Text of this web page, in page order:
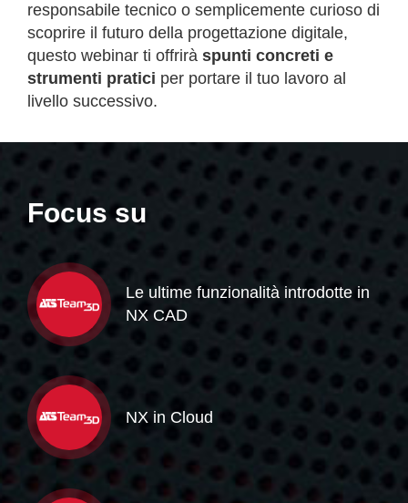
responsabile tecnico o semplicemente curioso di
scoprire il futuro della progettazione digitale,
questo webinar ti offrirà spunti concreti e
strumenti pratici per portare il tuo lavoro al
livello successivo.
Focus su
Le ultime funzionalità introdotte in
NX CAD
NX in Cloud